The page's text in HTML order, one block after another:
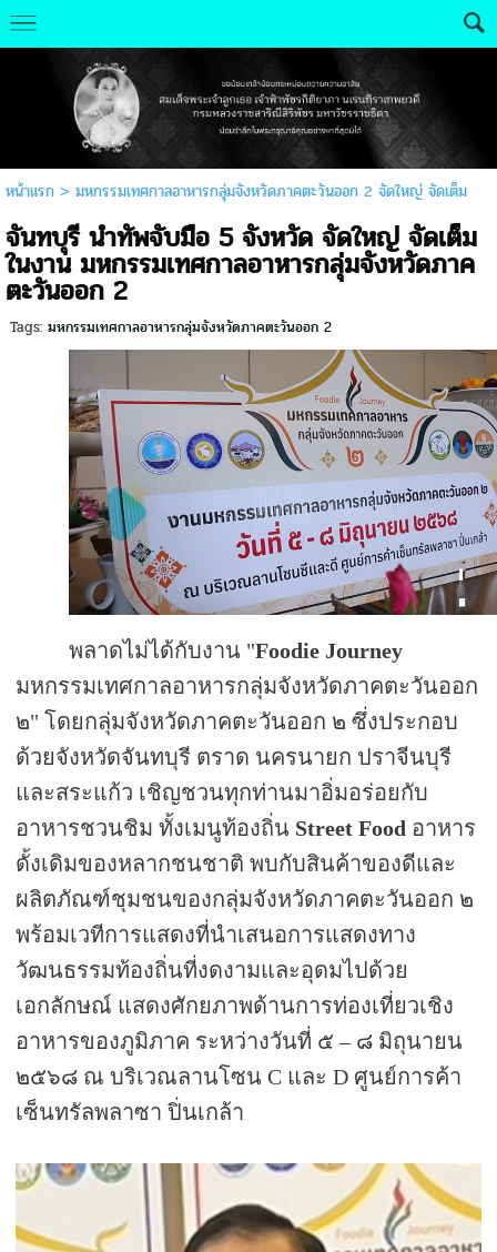
หน้าแรก> มหกรรมเทศกาลอาหารกลุ่มจังหวัดภาคตะวันออก 2 จัดใหญ่ จัดเต็ม
จันทบุรี นำทัพจับมือ 5 จังหวัด จัดใหญ่ จัดเต็ม
ในงาน มหกรรมเทศกาลอาหารกลุ่มจังหวัดภาค
ตะวันออก 2
Tags: มหกรรมเทศกาลอาหารกลุ่มจังหวัดภาคตะวันออก 2
พลาดไม่ได้กับงาน "Foodie Journey
มหกรรมเทศกาลอาหารกลุ่มจังหวัดภาคตะวันออก
๒" โดยกลุ่มจังหวัดภาคตะวันออก ๒ ซึ่งประกอบ
ด้วยจังหวัดจันทบุรี ตราด นครนายก ปราจีนบุรี
และสระแก้ว เชิญชวนทุกท่านมาอิ่มอร่อยกับ
อาหารชวนชิม ทั้งเมนูท้องถิ่น Street Food อาหาร
ดั้งเดิมของหลากชนชาติ พบกับสินค้าของดีและ
ผลิตภัณฑ์ชุมชนของกลุ่มจังหวัดภาคตะวันออก ๒
พร้อมเวทีการแสดงที่นำเสนอการแสดงทาง
วัฒนธรรมท้องถิ่นที่งดงามและอุดมไปด้วย
เอกลักษณ์ แสดงศักยภาพด้านการท่องเที่ยวเชิง
อาหารของภูมิภาค ระหว่างวันที่ ๕ – ๘ มิถุนายน
๒๕๖๘ ณ บริเวณลานโซนC และD ศูนย์การค้า
เซ็นทรัลพลาซา ปิ่นเกล้า